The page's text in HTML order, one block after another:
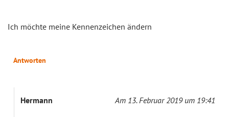
Ich möchte meine Kennenzeichen ändern
Antworten
Hermann Am 13. Februar 2019 um 19:41